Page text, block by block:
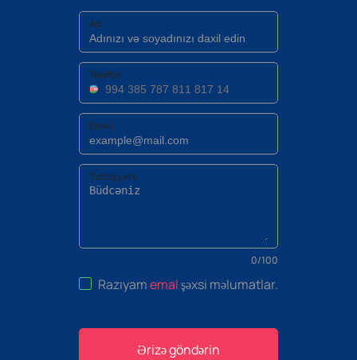
Ad
Telefon
Email
Tətbiq şərhi
0/100
Razıyamemalşəxsi məlumatlar.
Ərizə göndərin